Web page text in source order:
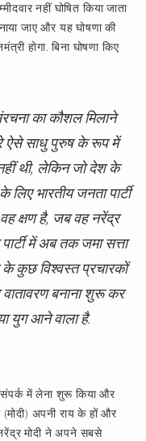
नहीं घोषित किया जाता
जाए और यह घोषणा की
होगा. बिना घोषणा किए
का कौशल मिलाने
ऐसे साधु पुरुष के रूप में
थी, लेकिन जो देश के
भारतीय जनता पार्टी
क्षण है, जब वह नरेंद्र
में अब तक जमा सत्ता
कुछ विश्‍वस्त प्रचारकों
बनाना शुरू कर
युग आने वाला है.
संपर्क में लेना शुरू किया और
अपनी राय के हों और
मोदी ने अपने सबसे